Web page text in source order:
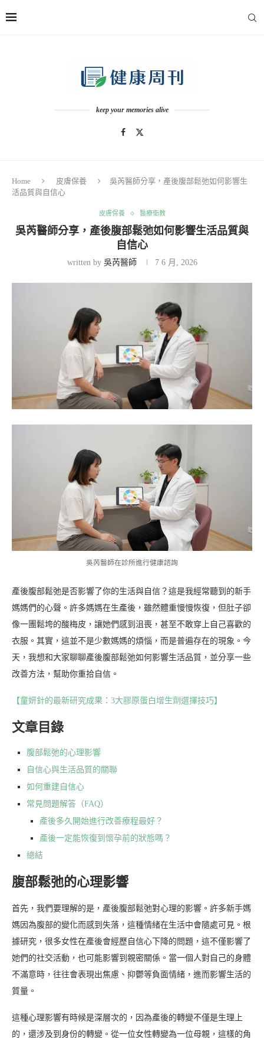
keep your memories alive
Home 皮膚保養
吳芮醫師分享，產後腹部鬆弛如何影響生
活品質與自信心
皮膚保養 醫療衛教
吳芮醫師分享，產後腹部鬆弛如何影響生活品質與
自信心
written by 吳芮醫師 7 6 月, 2026
吳芮醫師在診所進行健康諮詢
產後腹部鬆弛是否影響了你的生活與自信？這是我經常聽到的新手
媽媽們的心聲。許多媽媽在生產後，雖然體重慢慢恢復，但肚子卻
像一團鬆垮的酸梅皮，讓她們感到沮喪，甚至不敢穿上自己喜歡的
衣服。其實，這並不是少數媽媽的煩惱，而是普遍存在的現象。今
天，我想和大家聊聊產後腹部鬆弛如何影響生活品質，並分享一些
改善方法，幫助你重拾自信。
【童妍針的最新研究成果：3大膠原蛋白增生劑選擇技巧】
文章目錄
腹部鬆弛的心理影響
自信心與生活品質的關聯
如何重建自信心
常見問題解答（FAQ）
產後多久開始進行改善療程最好？
產後一定能恢復到懷孕前的狀態嗎？
總結
腹部鬆弛的心理影響
首先，我們要理解的是，產後腹部鬆弛對心理的影響。許多新手媽
媽因為腹部的變化而感到失落，這種情緒在生活中會隨處可見。根
據研究，很多女性在產後會經歷自信心下降的問題，這不僅影響了
她們的社交活動，也可能影響到親密關係。當一個人對自己的身體
不滿意時，往往會表現出焦慮、抑鬱等負面情緒，進而影響生活的
質量。
這種心理影響有時候是深層次的，因為產後的轉變不僅是生理上
的，還涉及到身份的轉變。從一位女性轉變為一位母親，這樣的角